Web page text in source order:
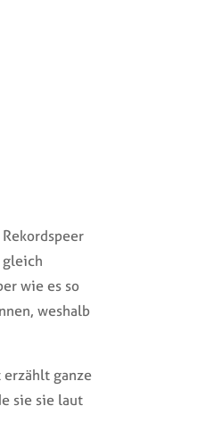
gleich
wie es so
weshalb
erzählt ganze
sie sie laut